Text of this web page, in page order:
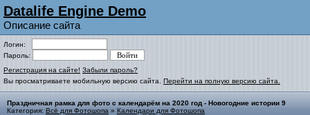
Datalife Engine Demo
Описание сайта
Логин:
Пароль:
Регистрация на сайте! Забыли пароль?
Вы просматриваете мобильную версию сайта. Перейти на полную версию сайта.
Праздничная рамка для фото с календарём на 2020 год - Новогодние истории 9
Категория: Всё для Фотошопа » Календари для Фотошопа